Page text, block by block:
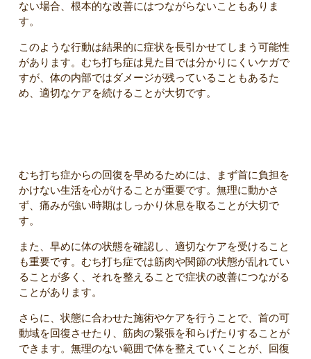
ない場合、根本的な改善にはつながらないこともありま
す。
このような行動は結果的に症状を長引かせてしまう可能性
があります。むち打ち症は見た目では分かりにくいケガで
すが、体の内部ではダメージが残っていることもあるた
め、適切なケアを続けることが大切です。
むち打ち症からの回復を早めるためには、まず首に負担を
かけない生活を心がけることが重要です。無理に動かさ
ず、痛みが強い時期はしっかり休息を取ることが大切で
す。
また、早めに体の状態を確認し、適切なケアを受けること
も重要です。むち打ち症では筋肉や関節の状態が乱れてい
ることが多く、それを整えることで症状の改善につながる
ことがあります。
さらに、状態に合わせた施術やケアを行うことで、首の可
動域を回復させたり、筋肉の緊張を和らげたりすることが
できます。無理のない範囲で体を整えていくことが、回復